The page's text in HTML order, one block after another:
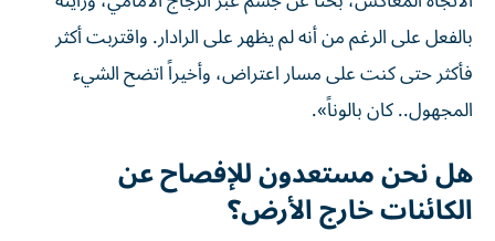
بالفعل على الرغم من أنه لم يظهر على الرادار. واقتربت أكثر
فأكثر حتى كنت على مسار اعتراض، وأخيراً اتضح الشيء
المجهول.. كان بالوناً».
هل نحن مستعدون للإفصاح عن
الكائنات خارج الأرض؟